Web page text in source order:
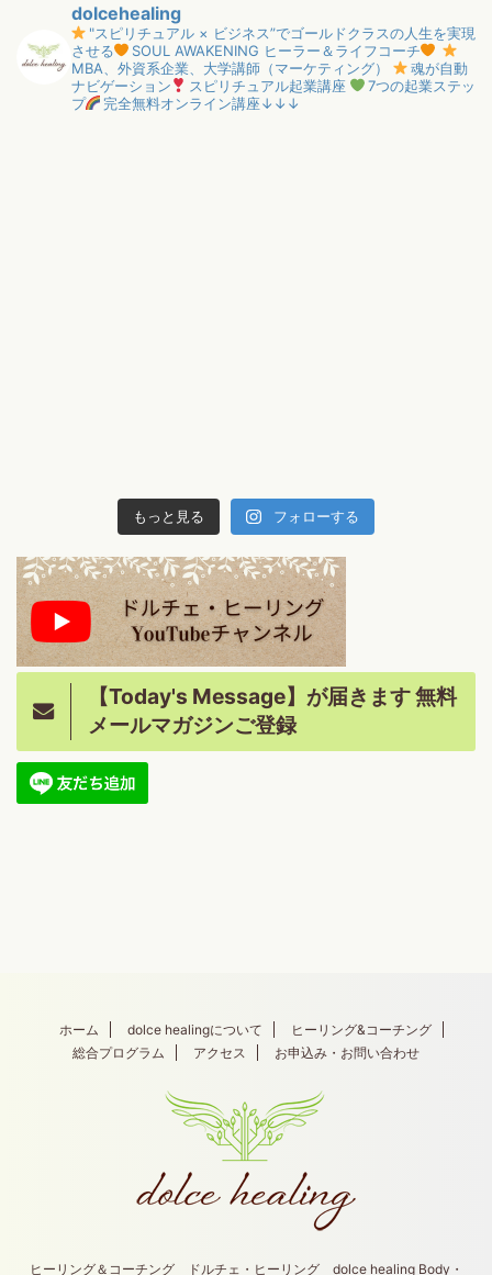
dolcehealing
"スピリチュアル × ビジネス”でゴールドクラスの人生を実現
させる
SOUL AWAKENING ヒーラー＆ライフコーチ
MBA、外資系企業、大学講師（マーケティング）
魂が自動
ナビゲーション
スピリチュアル起業講座
7つの起業ステッ
プ
完全無料オンライン講座↓↓↓
もっと見る フォローする
【Today's Message】が届きます 無料
メールマガジンご登録
ホーム dolce healingについて
ヒーリング&コーチング
総合プログラム
アクセス お申込み・お問い合わせ
ヒーリング＆コーチング ドルチェ・ヒーリング dolce healing Body・